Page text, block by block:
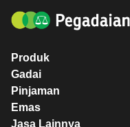
Produk
Gadai
Pinjaman
Emas
Jasa Lainnya